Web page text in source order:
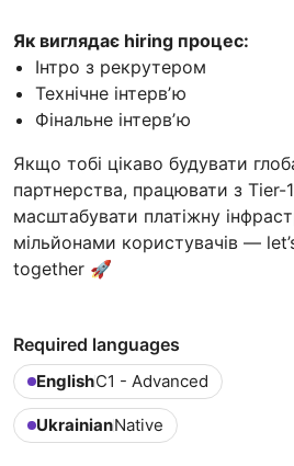
Як виглядає hiring процес:
Інтро з рекрутером
Технічне інтервʼю
Фінальне інтервʼю
Якщо тобі цікаво будувати
партнерства, працювати з Tier-
масштабувати платіжну
мільйонами користувачів —
together 🚀
Required languages
EnglishC1 - Advanced
UkrainianNative